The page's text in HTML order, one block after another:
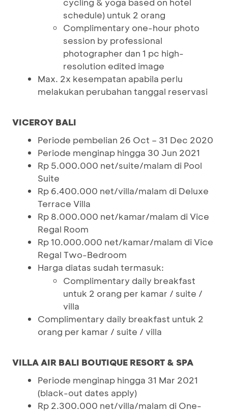
schedule) untuk 2 orang
Complimentary one-hour photo
session by professional
photographer dan 1 pc high-
resolution edited image
Max. 2x kesempatan apabila perlu
melakukan perubahan tanggal reservasi
VICEROY BALI
Periode pembelian 26 Oct – 31 Dec 2020
Periode menginap hingga 30 Jun 2021
Rp 5.000.000 net/suite/malam di Pool
Suite
Rp 6.400.000 net/villa/malam di Deluxe
Terrace Villa
Rp 8.000.000 net/kamar/malam di Vice
Regal Room
Rp 10.000.000 net/kamar/malam di Vice
Regal Two-Bedroom
Harga diatas sudah termasuk:
Complimentary daily breakfast
untuk 2 orang per kamar / suite /
villa
Complimentary daily breakfast untuk 2
orang per kamar / suite / villa
VILLA AIR BALI BOUTIQUE RESORT & SPA
Periode menginap hingga 31 Mar 2021
(black-out dates apply)
Rp 2.300.000 net/villa/malam di One-